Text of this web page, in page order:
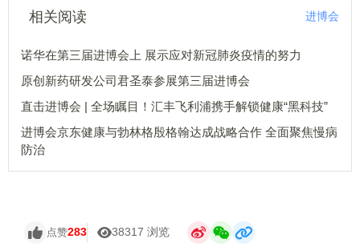
相关阅读 进博会
诺华在第三届进博会上 展示应对新冠肺炎疫情的努力
原创新药研发公司君圣泰参展第三届进博会
直击进博会 | 全场瞩目！汇丰飞利浦携手解锁健康“黑科技”
进博会京东健康与勃林格殷格翰达成战略合作 全面聚焦慢病
防治
点赞283 38317 浏览